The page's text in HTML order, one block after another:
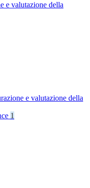
e valutazione della
e valutazione della
1